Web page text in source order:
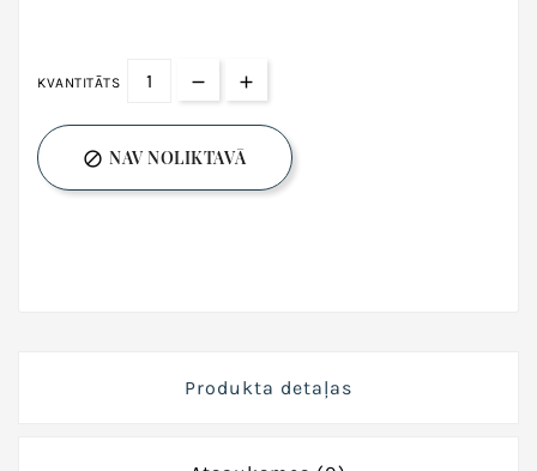
KVANTITĀTS
 NAV NOLIKTAVĀ
Produkta detaļas